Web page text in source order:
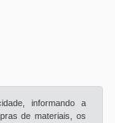
informando a
de materiais, os